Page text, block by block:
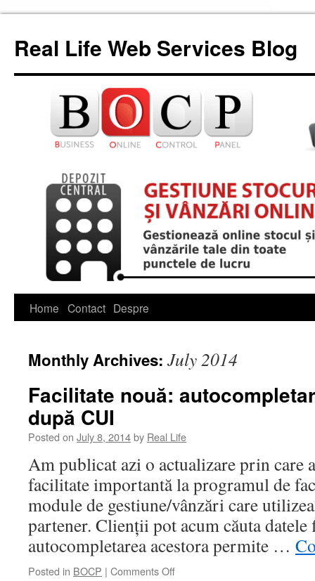
content
Real Life Web Services Blog
Home Contact Despre
Monthly Archives: July 2014
Facilitate nouă:
după CUI
Posted on July 8, 2014by Real Life
Am publicat azi o actualizare prin care
facilitate importantă la programul de
module de gestiune/vânzări care
partener. Clienții pot acum căuta
autocompletarea acestora permite …
Posted in BOCP | Comments Offon